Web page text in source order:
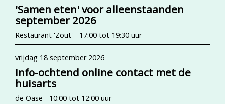
'Samen eten' voor alleenstaanden
september 2026
Restaurant 'Zout' - 17:00 tot 19:30 uur
vrijdag 18 september 2026
Info-ochtend online contact met de
huisarts
de Oase - 10:00 tot 12:00 uur